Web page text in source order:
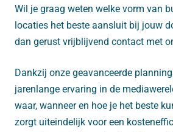
Wil je graag weten welke vorm van
locaties het beste aansluit bij jouw
dan gerust vrijblijvend contact met
Dankzij onze geavanceerde
jarenlange ervaring in de
waar, wanneer en hoe je het beste
zorgt uiteindelijk voor een